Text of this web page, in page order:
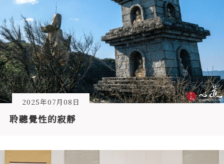
2025年07月08日
聆聽覺性的寂靜